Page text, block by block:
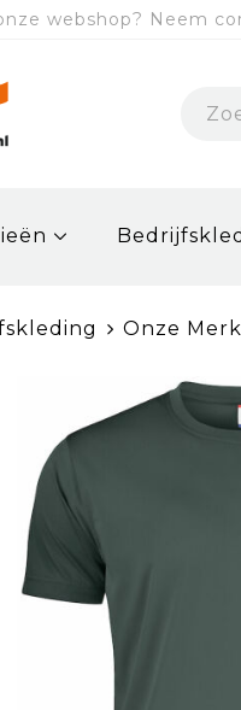
webshop? Neem
Onze